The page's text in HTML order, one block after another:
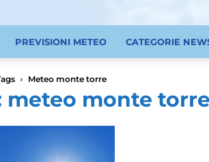
PREVISIONI METEO CATEGORIE
Meteo monte torre
meteo monte torre